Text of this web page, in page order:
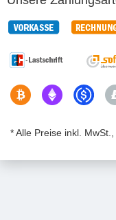
* Alle Preise inkl.